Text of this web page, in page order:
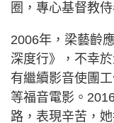
圈，專心基督教侍
2006年，梁藝齡
深度行》，不幸
有繼續影音使團
等福音電影。
路，表現辛苦，